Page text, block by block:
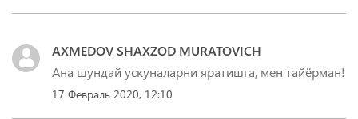
AXMEDOV SHAXZOD MURATOVICH
Ана шундай ускуналарни яратишга, мен тайёрман!
17 Февраль 2020, 12:10